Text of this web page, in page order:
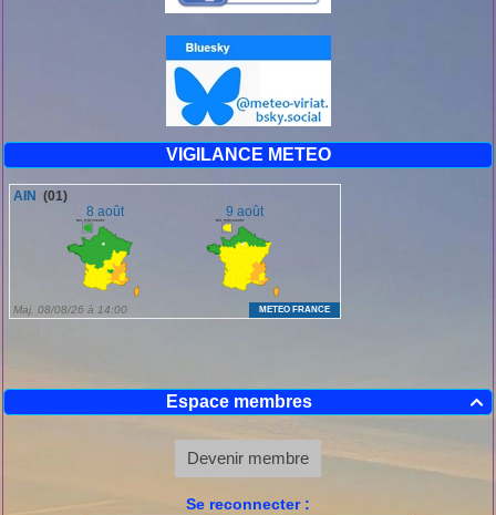
VIGILANCE METEO

Espace membres
Devenir membre
Se reconnecter :